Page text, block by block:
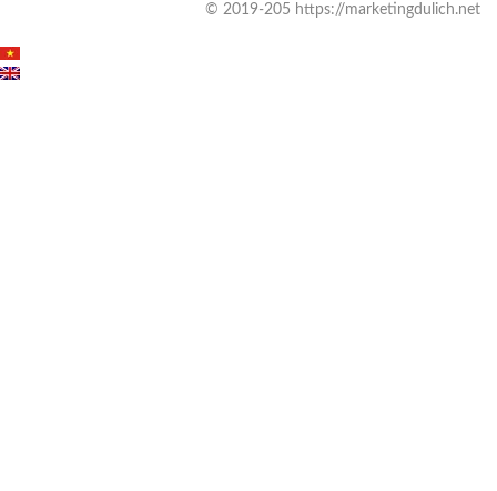
© 2019-205 https://marketingdulich.net